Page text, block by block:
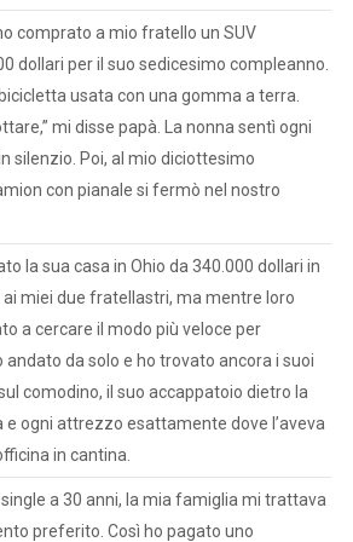
comprato a mio fratello un SUV
dollari per il suo sedicesimo compleanno.
usata con una gomma a terra.
mi disse papà. La nonna sentì ogni
silenzio. Poi, al mio diciottesimo
con pianale si fermò nel nostro
la sua casa in Ohio da 340.000 dollari in
miei due fratellastri, ma mentre loro
a cercare il modo più veloce per
andato da solo e ho trovato ancora i suoi
comodino, il suo accappatoio dietro la
e ogni attrezzo esattamente dove l’aveva
in cantina.
a 30 anni, la mia famiglia mi trattava
preferito. Così ho pagato uno